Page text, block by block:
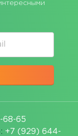
68-65
+7 (929) 644-